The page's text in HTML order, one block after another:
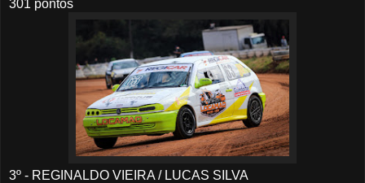
301 pontos
3º - REGINALDO VIEIRA / LUCAS SILVA